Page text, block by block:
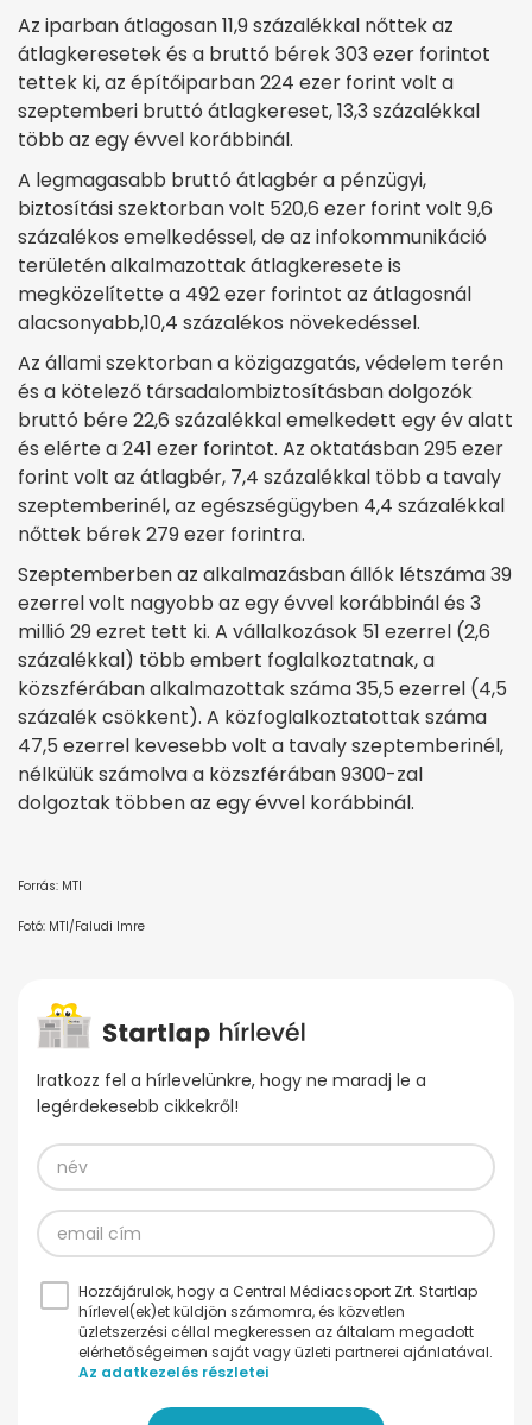
Az iparban átlagosan 11,9 százalékkal nőttek az
átlagkeresetek és a bruttó bérek 303 ezer forintot
tettek ki, az építőiparban 224 ezer forint volt a
szeptemberi bruttó átlagkereset, 13,3 százalékkal
több az egy évvel korábbinál.
A legmagasabb bruttó átlagbér a pénzügyi,
biztosítási szektorban volt 520,6 ezer forint volt 9,6
százalékos emelkedéssel, de az infokommunikáció
területén alkalmazottak átlagkeresete is
megközelítette a 492 ezer forintot az átlagosnál
alacsonyabb,10,4 százalékos növekedéssel.
Az állami szektorban a közigazgatás, védelem terén
és a kötelező társadalombiztosításban dolgozók
bruttó bére 22,6 százalékkal emelkedett egy év alatt
és elérte a 241 ezer forintot. Az oktatásban 295 ezer
forint volt az átlagbér, 7,4 százalékkal több a tavaly
szeptemberinél, az egészségügyben 4,4 százalékkal
nőttek bérek 279 ezer forintra.
Szeptemberben az alkalmazásban állók létszáma 39
ezerrel volt nagyobb az egy évvel korábbinál és 3
millió 29 ezret tett ki. A vállalkozások 51 ezerrel (2,6
százalékkal) több embert foglalkoztatnak, a
közszférában alkalmazottak száma 35,5 ezerrel (4,5
százalék csökkent). A közfoglalkoztatottak száma
47,5 ezerrel kevesebb volt a tavaly szeptemberinél,
nélkülük számolva a közszférában 9300-zal
dolgoztak többen az egy évvel korábbinál.
Forrás: MTI
Fotó: MTI/Faludi Imre
Iratkozz fel a hírlevelünkre, hogy ne maradj le a
legérdekesebb cikkekről!
Hozzájárulok, hogy a Central Médiacsoport Zrt. Startlap
hírlevel(ek)et küldjön számomra, és közvetlen
üzletszerzési céllal megkeressen az általam megadott
elérhetőségeimen saját vagy üzleti partnerei ajánlatával.
Az adatkezelés részletei